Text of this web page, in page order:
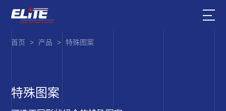
首页 > 产品 > 特殊图案
特殊图案